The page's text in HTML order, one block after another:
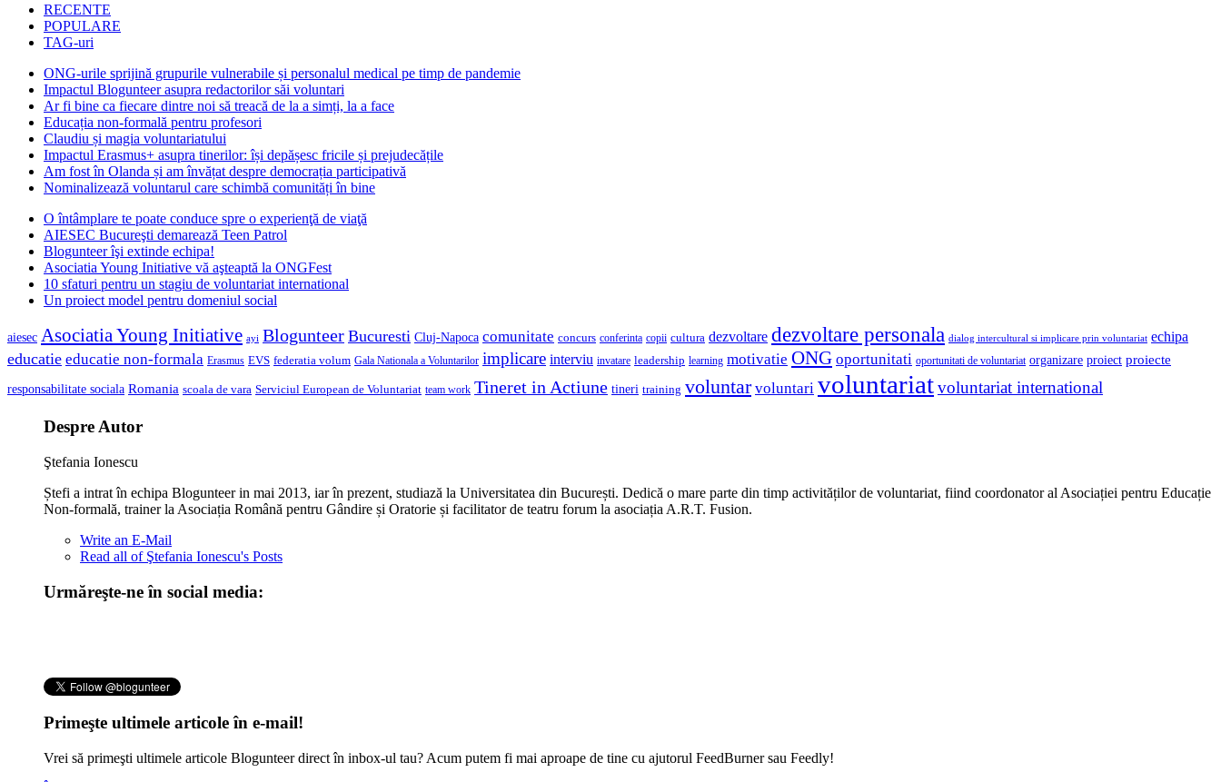
RECENTE
POPULARE
TAG-uri
ONG-urile sprijină grupurile vulnerabile și personalul medical pe timp de pandemie
Impactul Blogunteer asupra redactorilor săi voluntari
Ar fi bine ca fiecare dintre noi să treacă de la a simți, la a face
Educația non-formală pentru profesori
Claudiu și magia voluntariatului
Impactul Erasmus+ asupra tinerilor: își depășesc fricile și prejudecățile
Am fost în Olanda și am învățat despre democrația participativă
Nominalizează voluntarul care schimbă comunități în bine
O întâmplare te poate conduce spre o experienţă de viaţă
AIESEC Bucureşti demarează Teen Patrol
Blogunteer îşi extinde echipa!
Asociatia Young Initiative vă aşteaptă la ONGFest
10 sfaturi pentru un stagiu de voluntariat international
Un proiect model pentru domeniul social
aiesec Asociatia Young Initiative ayi Blogunteer Bucuresti Cluj-Napoca comunitate concurs conferinta copii cultura dezvoltare dezvoltare personala dialog intercultural si implicare prin voluntariat echipa
educatie educatie non-formala Erasmus EVS federatia volum Gala Nationala a Voluntarilor implicare interviu invatare leadership learning motivatie ONG oportunitati oportunitati de voluntariat organizare proiect proiecte
responsabilitate sociala Romania scoala de vara Serviciul European de Voluntariat team work Tineret in Actiune tineri training voluntar voluntari voluntariatvoluntariat international
Despre Autor
Ştefania Ionescu
Ștefi a intrat în echipa Blogunteer in mai 2013, iar în prezent, studiază la Universitatea din București. Dedică o mare parte din timp activităților de voluntariat, fiind coordonator al Asociației pentru Educație
Non-formală, trainer la Asociația Română pentru Gândire și Oratorie și facilitator de teatru forum la asociația A.R.T. Fusion.
Write an E-Mail
Read all of Ştefania Ionescu's Posts
Urmăreşte-ne în social media:
Primeşte ultimele articole în e-mail!
Vrei să primeşti ultimele articole Blogunteer direct în inbox-ul tau? Acum putem fi mai aproape de tine cu ajutorul FeedBurner sau Feedly!